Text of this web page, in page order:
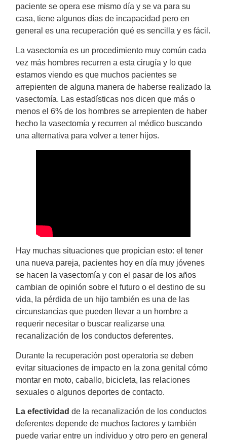
paciente se opera ese mismo día y se va para su
casa, tiene algunos días de incapacidad pero en
general es una recuperación qué es sencilla y es fácil.
La vasectomía es un procedimiento muy común cada
vez más hombres recurren a esta cirugía y lo que
estamos viendo es que muchos pacientes se
arrepienten de alguna manera de haberse realizado la
vasectomía. Las estadísticas nos dicen que más o
menos el 6% de los hombres se arrepienten de haber
hecho la vasectomía y recurren al médico buscando
una alternativa para volver a tener hijos.
Hay muchas situaciones que propician esto: el tener
una nueva pareja, pacientes hoy en día muy jóvenes
se hacen la vasectomía y con el pasar de los años
cambian de opinión sobre el futuro o el destino de su
vida, la pérdida de un hijo también es una de las
circunstancias que pueden llevar a un hombre a
requerir necesitar o buscar realizarse una
recanalización de los conductos deferentes.
Durante la recuperación post operatoria se deben
evitar situaciones de impacto en la zona genital cómo
montar en moto, caballo, bicicleta, las relaciones
sexuales o algunos deportes de contacto.
La efectividad de la recanalización de los conductos
deferentes depende de muchos factores y también
puede variar entre un individuo y otro pero en general